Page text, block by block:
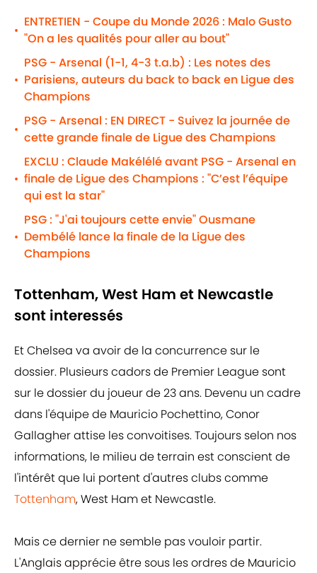
•
ENTRETIEN - Coupe du Monde 2026 : Malo Gusto
"On a les qualités pour aller au bout"
•
PSG - Arsenal (1-1, 4-3 t.a.b) : Les notes des
Parisiens, auteurs du back to back en Ligue des
Champions
•
PSG - Arsenal : EN DIRECT - Suivez la journée de
cette grande finale de Ligue des Champions
•
EXCLU : Claude Makélélé avant PSG - Arsenal en
finale de Ligue des Champions : "C’est l’équipe
qui est la star"
•
PSG : "J'ai toujours cette envie" Ousmane
Dembélé lance la finale de la Ligue des
Champions
Tottenham, West Ham et Newcastle
sont interessés
Et Chelsea va avoir de la concurrence sur le
dossier. Plusieurs cadors de Premier League sont
sur le dossier du joueur de 23 ans. Devenu un cadre
dans l'équipe de Mauricio Pochettino, Conor
Gallagher attise les convoitises. Toujours selon nos
informations, le milieu de terrain est conscient de
l'intérêt que lui portent d'autres clubs comme
Tottenham, West Ham et Newcastle.
Mais ce dernier ne semble pas vouloir partir.
L'Anglais apprécie être sous les ordres de Mauricio